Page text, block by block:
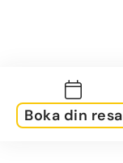
Boka din resa